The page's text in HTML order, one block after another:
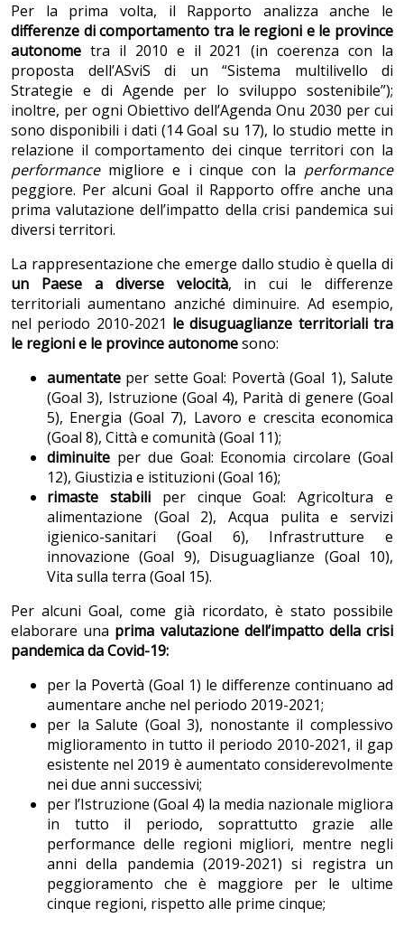
Per la prima volta, il Rapporto analizza anche le
differenze di comportamento tra le regioni e le province
autonome tra il 2010 e il 2021 (in coerenza con la
proposta dell’ASviS di un “Sistema multilivello di
Strategie e di Agende per lo sviluppo sostenibile”);
inoltre, per ogni Obiettivo dell’Agenda Onu 2030 per cui
sono disponibili i dati (14 Goal su 17), lo studio mette in
relazione il comportamento dei cinque territori con la
performancemigliore e i cinque con la performance
peggiore. Per alcuni Goal il Rapporto offre anche una
prima valutazione dell’impatto della crisi pandemica sui
diversi territori.
La rappresentazione che emerge dallo studio è quella di
un
Paese a diverse velocità, in cui le differenze
territoriali aumentano anziché diminuire. Ad esempio,
nel periodo 2010-2021 le disuguaglianze territoriali tra
le regioni e le province autonomesono:
aumentate per sette Goal: Povertà (Goal 1), Salute
(Goal 3), Istruzione (Goal 4), Parità di genere (Goal
5), Energia (Goal 7), Lavoro e crescita economica
(Goal 8), Città e comunità (Goal 11);
diminuite per due Goal: Economia circolare (Goal
12), Giustizia e istituzioni (Goal 16);
rimaste stabiliper cinque Goal: Agricoltura e
alimentazione (Goal 2), Acqua pulita e servizi
igienico-sanitari (Goal 6), Infrastrutture e
innovazione (Goal 9), Disuguaglianze (Goal 10),
Vita sulla terra (Goal 15).
Per alcuni Goal, come già ricordato, è stato possibile
elaborare una prima valutazione dell’impatto della crisi
pandemica da Covid-19:
per la Povertà (Goal 1) le differenze continuano ad
aumentare anche nel periodo 2019-2021;
per la Salute (Goal 3), nonostante il complessivo
miglioramento in tutto il periodo 2010-2021, il gap
esistente nel 2019 è aumentato considerevolmente
nei due anni successivi;
per l’Istruzione (Goal 4) la media nazionale migliora
in tutto il periodo, soprattutto grazie alle
performance delle regioni migliori, mentre negli
anni della pandemia (2019-2021) si registra un
peggioramento che è maggiore per le ultime
cinque regioni, rispetto alle prime cinque;